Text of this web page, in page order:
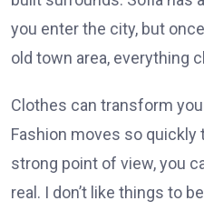
you enter the city, but
old town area, everything
Clothes can transform
Fashion moves so quickly
strong point of view, you
real. I don’t like things to